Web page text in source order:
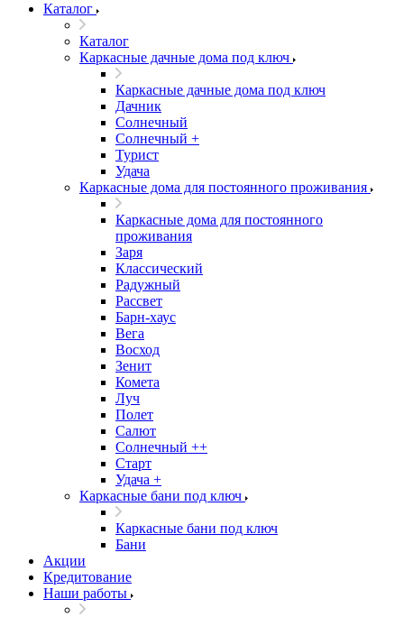
Каталог
Каталог
Каркасные дачные дома под ключ
Каркасные дачные дома под ключ
Дачник
Солнечный
Солнечный +
Турист
Удача
Каркасные дома для постоянного проживания
Каркасные дома для постоянного
проживания
Заря
Классический
Радужный
Рассвет
Барн-хаус
Вега
Восход
Зенит
Комета
Луч
Полет
Салют
Солнечный ++
Старт
Удача +
Каркасные бани под ключ
Каркасные бани под ключ
Бани
Акции
Кредитование
Наши работы